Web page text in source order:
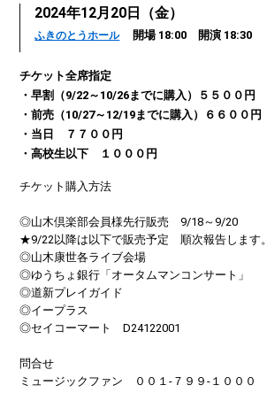
2024年12月20日（金）
ふきのとうホール 開場 18:00 開演 18:30
チケット全席指定
・早割（9/22～10/26までに購入）５５００円
・前売（10/27～12/19までに購入）６６００円
・当日 ７７００円
・高校生以下 １０００円
チケット購入方法
◎山木倶楽部会員様先行販売 9/18～9/20
★9/22以降は以下で販売予定 順次報告します。
◎山木康世各ライブ会場
◎ゆうちょ銀行「オータムマンコンサート」
◎道新プレイガイド
◎イープラス
◎セイコーマート D24122001
問合せ
ミュージックファン ００１-７９９-１０００